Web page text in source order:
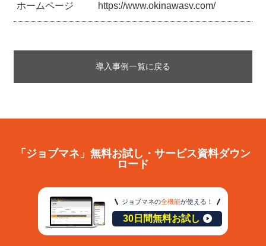
ホームページ https://www.okinawasv.com/
導入事例一覧に戻る
「ジョブマネ」無料お試し・サービス資料ダウン
ロード
ジョブマネの全機能が使える！
30日間無料お試し